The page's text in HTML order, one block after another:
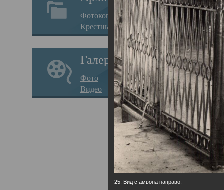
Фотокопии дел
Крестные ходы
Галерея
Фото
Видео
25. Вид с амвона направо.